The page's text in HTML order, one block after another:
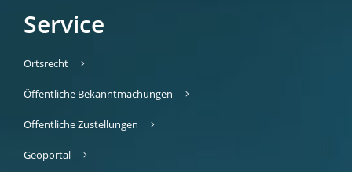
Service
Ortsrecht
Öffentliche Bekanntmachungen
Öffentliche Zustellungen
Geoportal